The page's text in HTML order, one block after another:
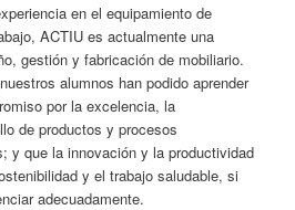
en el equipamiento de
ACTIU es actualmente una
gestión y fabricación de mobiliario.
alumnos han podido aprender
por la excelencia, la
de productos y procesos
y que la innovación y la productividad
y el trabajo saludable, si
adecuadamente.